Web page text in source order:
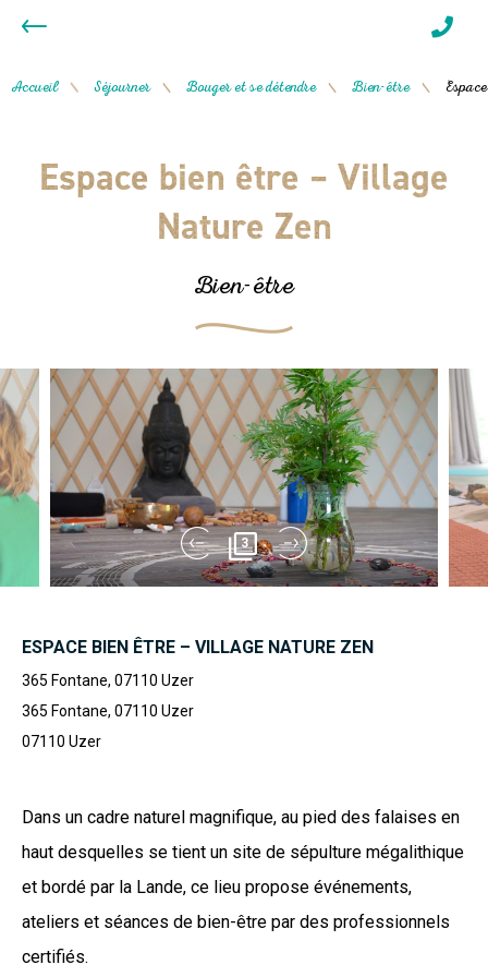
Accueil / Séjourner / Bouger et se détendre / Bien-être /
Espace bien être – Village
Nature Zen
Bien-être
3
ESPACE BIEN ÊTRE – VILLAGE NATURE ZEN
365 Fontane, 07110 Uzer
365 Fontane, 07110 Uzer
07110 Uzer
Dans un cadre naturel magnifique, au pied des falaises en
haut desquelles se tient un site de sépulture mégalithique
et bordé par la Lande, ce lieu propose événements,
ateliers et séances de bien-être par des professionnels
certifiés.